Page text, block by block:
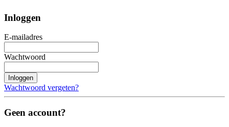
Inloggen
E-mailadres
Wachtwoord
Inloggen
Wachtwoord vergeten?
Geen account?